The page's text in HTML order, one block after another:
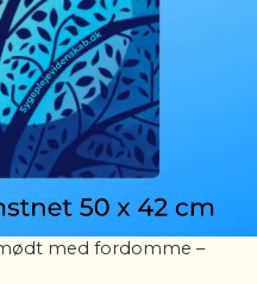
med fordomme –